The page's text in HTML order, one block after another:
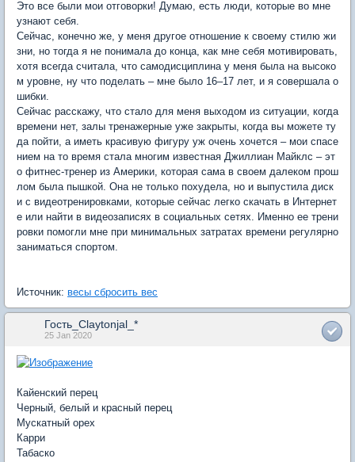
Это все были мои отговорки! Думаю, есть люди, которые во мне
узнают себя.
Сейчас, конечно же, у меня другое отношение к своему стилю жи
зни, но тогда я не понимала до конца, как мне себя мотивировать,
хотя всегда считала, что самодисциплина у меня была на высоко
м уровне, ну что поделать – мне было 16–17 лет, и я совершала о
шибки.
Сейчас расскажу, что стало для меня выходом из ситуации, когда
времени нет, залы тренажерные уже закрыты, когда вы можете ту
да пойти, а иметь красивую фигуру уж очень хочется – мои спасе
нием на то время стала многим известная Джиллиан Майклс – эт
о фитнес-тренер из Америки, которая сама в своем далеком прош
лом была пышкой. Она не только похудела, но и выпустила диск
и с видеотренировками, которые сейчас легко скачать в Интернет
е или найти в видеозаписях в социальных сетях. Именно ее трени
ровки помогли мне при минимальных затратах времени регулярно
заниматься спортом.
Источник: весы сбросить вес
Гость_Claytonjal_*
25 Jan 2020
Кайенский перец
Черный, белый и красный перец
Мускатный орех
Карри
Табаско